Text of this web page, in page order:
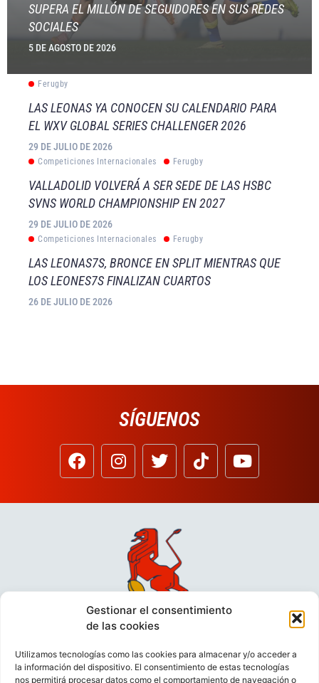
Gestionar el consentimiento
de las cookies
Utilizamos tecnologías como las cookies para almacenar y/o acceder a
la información del dispositivo. El consentimiento de estas tecnologías
nos permitirá procesar datos como el comportamiento de navegación o
SUPERA EL MILLÓN DE SEGUIDORES EN SUS REDES
SOCIALES
5 DE AGOSTO DE 2026
Ferugby
LAS LEONAS YA CONOCEN SU CALENDARIO PARA
EL WXV GLOBAL SERIES CHALLENGER 2026
29 DE JULIO DE 2026
Competiciones Internacionales Ferugby
VALLADOLID VOLVERÁ A SER SEDE DE LAS HSBC
SVNS WORLD CHAMPIONSHIP EN 2027
29 DE JULIO DE 2026
Competiciones Internacionales Ferugby
LAS LEONAS7S, BRONCE EN SPLIT MIENTRAS QUE
LOS LEONES7S FINALIZAN CUARTOS
26 DE JULIO DE 2026
SÍGUENOS